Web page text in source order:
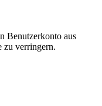
Benutzerkonto aus
zu verringern.